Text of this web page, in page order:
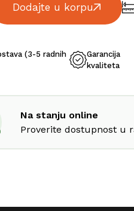
Dodajte u korpu
(3-5 radnih
Garancija
kvaliteta
Na stanju online
Proverite dostupnost u